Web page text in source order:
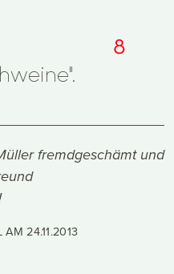
8
fremdgeschämt und
AM24.11.2013